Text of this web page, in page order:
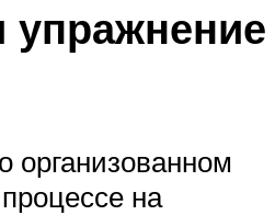
упражнение
организованном
на